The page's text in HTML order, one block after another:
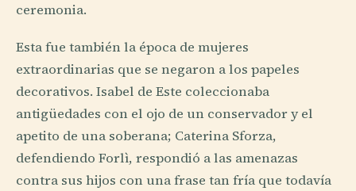
ceremonia.
Esta fue también la época de mujeres
extraordinarias que se negaron a los papeles
decorativos. Isabel de Este coleccionaba
antigüedades con el ojo de un conservador y el
apetito de una soberana; Caterina Sforza,
defendiendo Forlì, respondió a las amenazas
contra sus hijos con una frase tan fría que todavía